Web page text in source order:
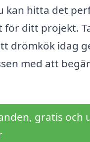
kan hitta det
för ditt projekt.
drömkök idag
med att
gratis och